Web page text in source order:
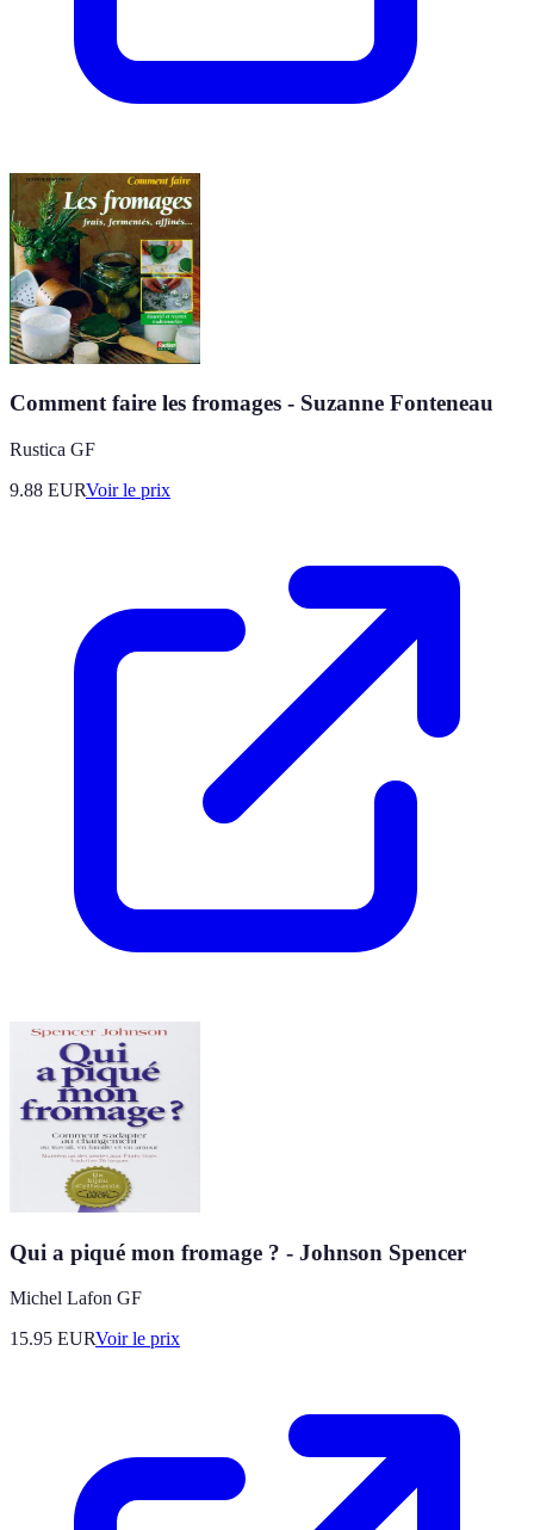
Comment faire les fromages - Suzanne Fonteneau
Rustica GF
9.88 EURVoir le prix
Qui a piqué mon fromage ? - Johnson Spencer
Michel Lafon GF
15.95 EURVoir le prix